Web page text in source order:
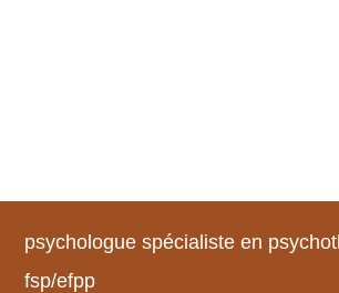
psychologue spécialiste en
fsp/efpp